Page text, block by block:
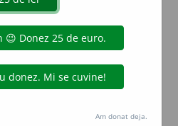
sunt compilate de
Definițiile
află pe filadefiniții.
Am donat deja.